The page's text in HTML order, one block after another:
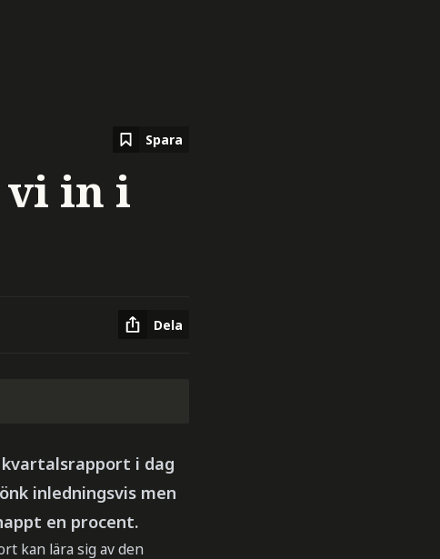
Spara
in i
Dela
i dag
inledningsvis men
en procent.
kan lära sig av den